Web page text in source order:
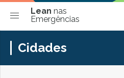
Lean nas
Emergências
Cidades